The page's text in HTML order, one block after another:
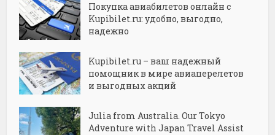
Покупка авиабилетов онлайн с
Kupibilet.ru: удобно, выгодно,
надежно
Kupibilet.ru – ваш надежный
помощник в мире авиаперелетов
и выгодных акций
Julia from Australia. Our Tokyo
Adventure with Japan Travel Assist